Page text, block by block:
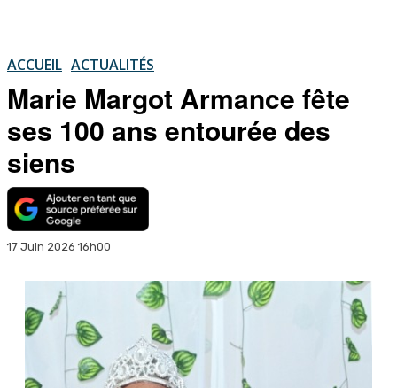
ACCUEIL ACTUALITÉS
Marie Margot Armance fête
ses 100 ans entourée des
siens
17 Juin 2026 16h00